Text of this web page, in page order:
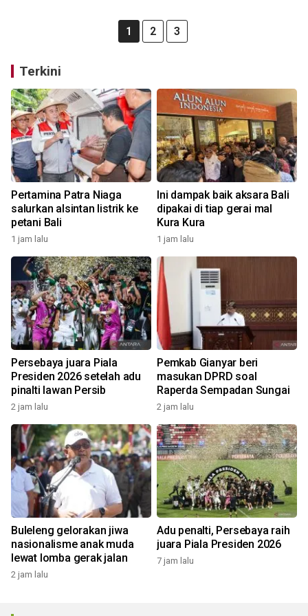
1 2 3
Terkini
Pertamina Patra Niaga
salurkan alsintan listrik ke
petani Bali
1 jam lalu
Ini dampak baik aksara Bali
dipakai di tiap gerai mal
Kura Kura
1 jam lalu
Persebaya juara Piala
Presiden 2026 setelah adu
pinalti lawan Persib
2 jam lalu
Pemkab Gianyar beri
masukan DPRD soal
Raperda Sempadan Sungai
2 jam lalu
Buleleng gelorakan jiwa
nasionalisme anak muda
lewat lomba gerak jalan
2 jam lalu
Adu penalti, Persebaya raih
juara Piala Presiden 2026
7 jam lalu